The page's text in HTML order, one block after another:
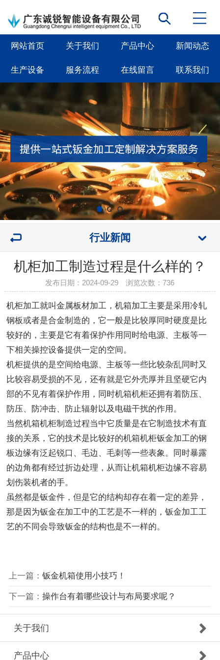
网站首页 关于我们 产品中心 新闻动态
生产设备 服务流程 在线留言 联系我们
行业新闻
机柜加工制造过程是什么样的？
发布日期：2024-09-29 浏览次数：736
机柜加工就叫金属板材加工，机箱加工主要是采用冷轧
钢板或者是合金制造的，它一般是比较厚同时硬度是比
较好的，主要是它有着保护作用同时给电源、主板等一
下相关操控设备提供一定的空间。
机柜提供的是空间给电源、主板等一些比较杂乱同时又
比较容易受损的不见，还有就是它外壳厚并且坚硬它内
部的不见有着保护作用，同时机箱机柜还拥有着防压、
防压、防冲击、防止辐射以及电磁干扰的作用。
当然机箱机柜制造过程当中它质量是在它制造技术有直
接的关系，它的技术是比较好的机箱机柜钣金加工的钢
板边缘有泛起锐口、毛边、毛刺等一些表象。同时暴露
的边角都有经过折边处理，从而让机箱机柜边缘不容易
划伤装机者的手。
虽然都是钣金件，但是它的结构却存在着一定的差异，
那是因为钣金在加工中的工艺是不一样的，钣金加工工
艺的不同会导致钣金的结构也是不一样的。
上一篇： 钣金机箱使用小技巧！
下一篇： 操作台有着哪些设计与布局要求呢？
关于我们
产品中心